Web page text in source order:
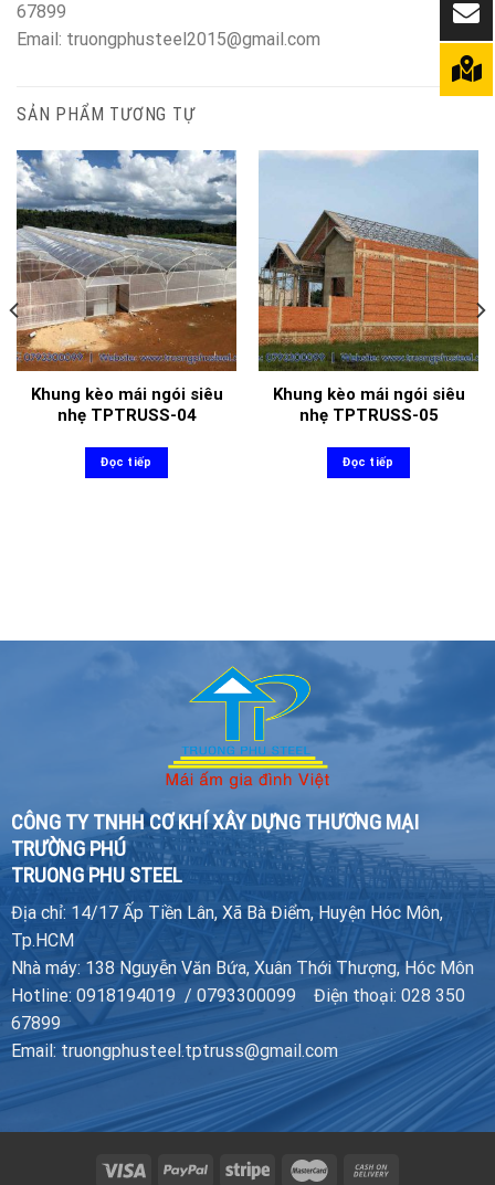
67899
Email: truongphusteel2015@gmail.com
SẢN PHẨM TƯƠNG TỰ
Khung kèo mái ngói siêu
nhẹ TPTRUSS-04
Đọc tiếp
Khung kèo mái ngói siêu
nhẹ TPTRUSS-05
Đọc tiếp
CÔNG TY TNHH CƠ KHÍ XÂY DỰNG THƯƠNG MẠI
TRƯỜNG PHÚ
TRUONG PHU STEEL
Địa chỉ: 14/17 Ấp Tiền Lân, Xã Bà Điểm, Huyện Hóc Môn,
Tp.HCM
Nhà máy: 138 Nguyễn Văn Bứa, Xuân Thới Thượng, Hóc Môn
Hotline: 0918194019 / 0793300099 Điện thoại: 028 350
67899
Email: truongphusteel.tptruss@gmail.com